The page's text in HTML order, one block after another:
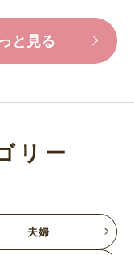
と見る
リー
夫婦